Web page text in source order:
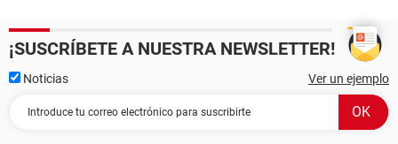
¡SUSCRÍBETE A NUESTRA NEWSLETTER!
Noticias Ver un ejemplo